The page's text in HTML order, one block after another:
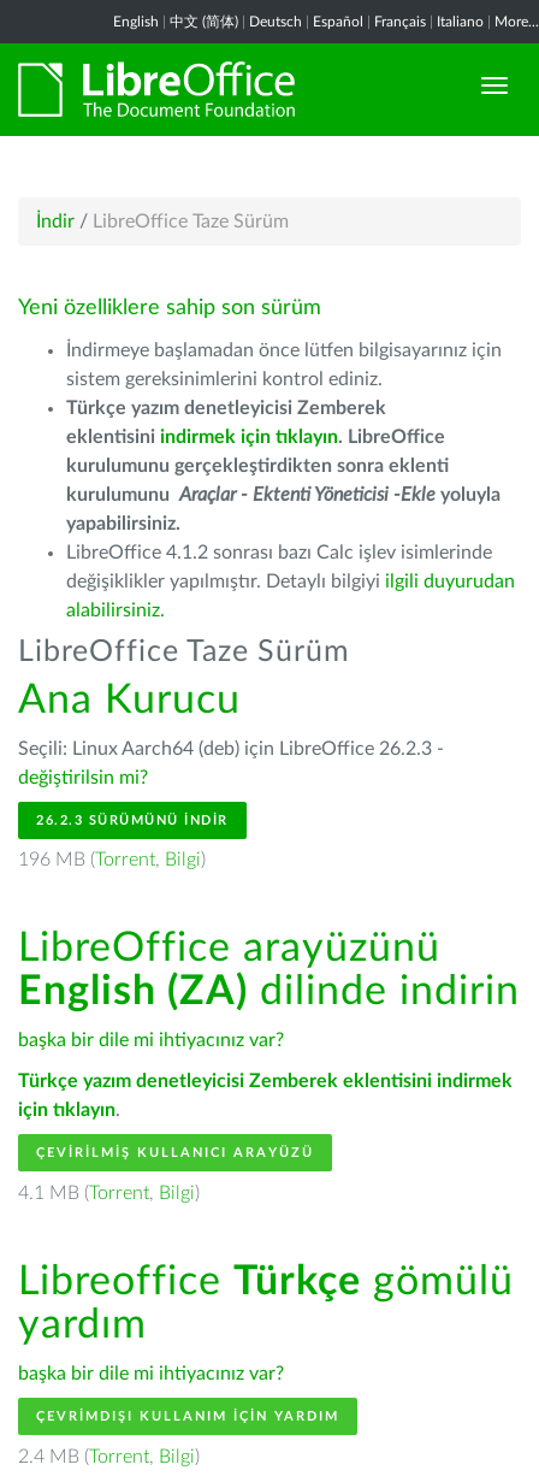
English 中文 (简体) Deutsch Español Français Italiano More...
İndir / LibreOffice Taze Sürüm
Yeni özelliklere sahip son sürüm
İndirmeye başlamadan önce lütfen bilgisayarınız için
sistem gereksinimlerini kontrol ediniz.
Türkçe yazım denetleyicisi Zemberek
eklentisini indirmek için tıklayın. LibreOffice
kurulumunu gerçekleştirdikten sonra eklenti
kurulumunu Araçlar - Ektenti Yöneticisi -Ekle yoluyla
yapabilirsiniz.
LibreOffice 4.1.2 sonrası bazı Calc işlev isimlerinde
değişiklikler yapılmıştır. Detaylı bilgiyi ilgili duyurudan
alabilirsiniz.
LibreOffice Taze Sürüm
Ana Kurucu
Seçili: Linux Aarch64 (deb) için LibreOffice 26.2.3 -
değiştirilsin mi?
26.2.3 SÜRÜMÜNÜ İNDIR
196 MB (Torrent, Bilgi)
LibreOffice arayüzünü
English (ZA) dilinde indirin
başka bir dile mi ihtiyacınız var?
Türkçe yazım denetleyicisi Zemberek eklentisini indirmek
için tıklayın.
ÇEVIRILMIŞ KULLANICI ARAYÜZÜ
4.1 MB (Torrent, Bilgi)
Libreoffice Türkçe gömülü
yardım
başka bir dile mi ihtiyacınız var?
ÇEVRIMDIŞI KULLANIM IÇIN YARDIM
2.4 MB (Torrent, Bilgi)